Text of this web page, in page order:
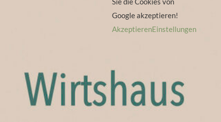
Google akzeptieren!
AkzeptierenEinstellungen